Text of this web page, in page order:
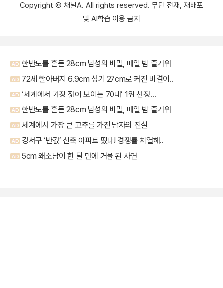
Copyright Ⓒ 채널A. All rights reserved. 무단 전재, 재배포
및 AI학습 이용 금지